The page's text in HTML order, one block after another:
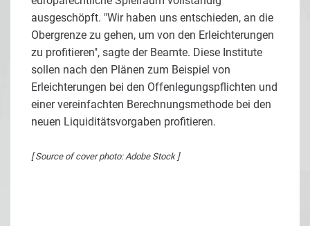
ausgeschöpft. "Wir haben uns entschieden, an die
Obergrenze zu gehen, um von den Erleichterungen
zu profitieren", sagte der Beamte. Diese Institute
sollen nach den Plänen zum Beispiel von
Erleichterungen bei den Offenlegungspflichten und
einer vereinfachten Berechnungsmethode bei den
neuen Liquiditätsvorgaben profitieren.
[ Source of cover photo: Adobe Stock ]